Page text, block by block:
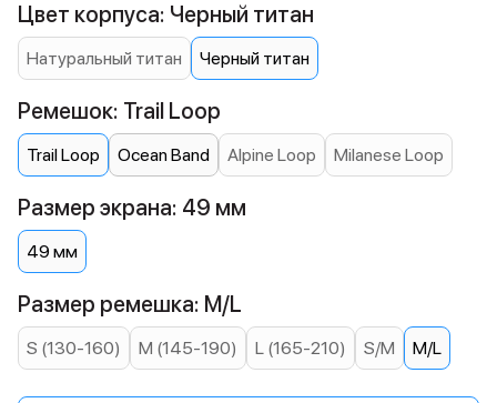
Цвет корпуса: Черный титан
Натуральный титан Черный титан
Ремешок: Trail Loop
Trail Loop Ocean Band Alpine Loop Milanese Loop
Размер экрана: 49 мм
49 мм
Размер ремешка: M/L
S (130-160) M (145-190) L (165-210) S/M M/L